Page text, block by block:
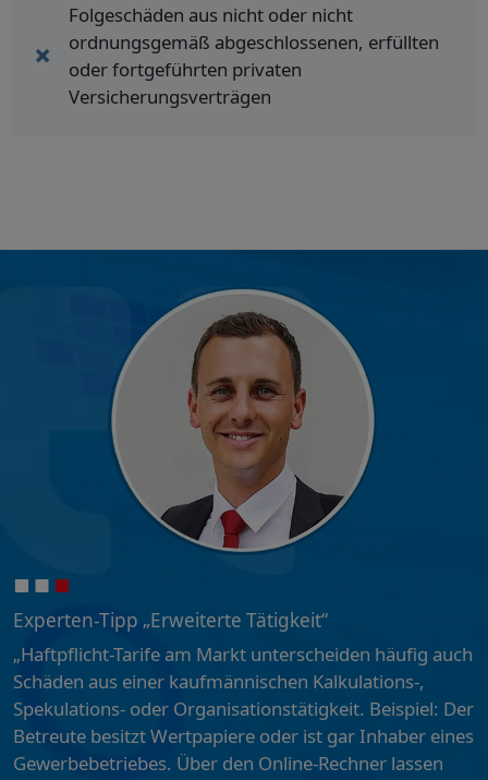
Folgeschäden aus nicht oder nicht
ordnungsgemäß abgeschlossenen, erfüllten
oder fortgeführten privaten
Versicherungsverträgen
Experten-Tipp „Erweiterte Tätigkeit“
„Haftpflicht-Tarife am Markt unterscheiden häufig auch
Schäden aus einer kaufmännischen Kalkulations-,
Spekulations- oder Organisationstätigkeit. Beispiel: Der
Betreute besitzt Wertpapiere oder ist gar Inhaber eines
Gewerbebetriebes. Über den Online-Rechner lassen